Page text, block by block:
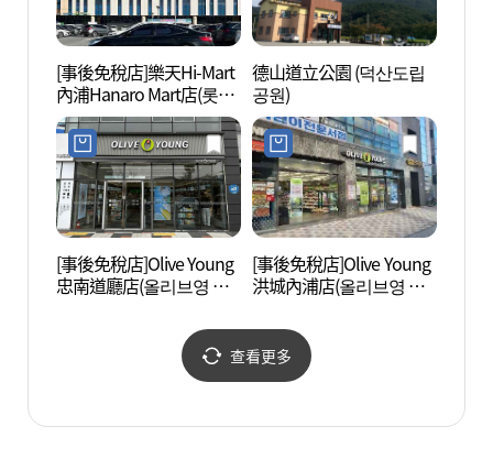
[事後免稅店]樂天Hi-Mart
內浦Hanaro Mart店(롯데
하이마트 내포하나로마
트점)
德山道立公園 (덕산도립
공원)
[事後免稅店]Olive Young
忠南道廳店(올리브영 충
[事後免稅店]Olive Young
洪城內浦店(올리브영 홍
查看更多